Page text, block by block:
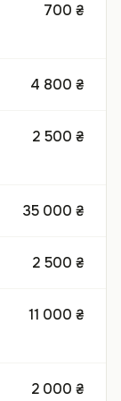
700 ₴
4 800 ₴
2 500 ₴
35 000 ₴
2 500 ₴
11 000 ₴
2 000 ₴